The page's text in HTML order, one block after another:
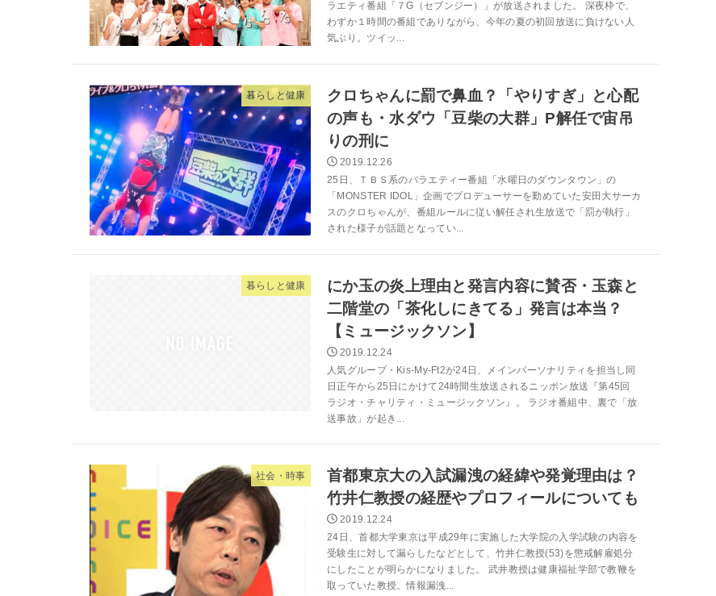
ラエティ番組「７G（セブンジー）」が放送されました。 深夜枠で、
わずか１時間の番組でありながら、今年の夏の初回放送に負けない人
気ぶり。ツイッ...
暮らしと健康
クロちゃんに罰で鼻血？「やりすぎ」と心配
の声も・水ダウ「豆柴の大群」P解任で宙吊
りの刑に
2019.12.26
25日、ＴＢＳ系のバラエティー番組「水曜日のダウンタウン」の
「MONSTER IDOL」企画でプロデューサーを勤めていた安田大サーカ
スのクロちゃんが、番組ルールに従い解任され生放送で「罰が執行」
された様子が話題となってい...
暮らしと健康
にか玉の炎上理由と発言内容に賛否・玉森と
二階堂の「茶化しにきてる」発言は本当？
【ミュージックソン】
2019.12.24
人気グループ・Kis-My-Ft2が24日、メインパーソナリティを担当し同
日正午から25日にかけて24時間生放送されるニッポン放送『第45回
ラジオ・チャリティ・ミュージックソン』。 ラジオ番組中、裏で「放
送事故」が起き...
社会・時事
首都東京大の入試漏洩の経緯や発覚理由は？
竹井仁教授の経歴やプロフィールについても
2019.12.24
24日、首都大学東京は平成29年に実施した大学院の入学試験の内容を
受験生に対して漏らしたなどとして、竹井仁教授(53)を懲戒解雇処分
にしたことが明らかになりました。 武井教授は健康福祉学部で教鞭を
取っていた教授。情報漏洩...